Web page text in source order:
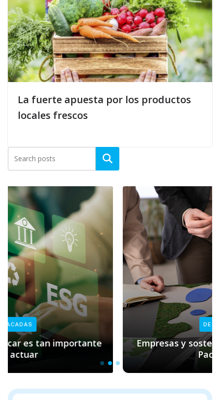
La fuerte apuesta por los productos
locales frescos
DESTACADAS
Empresas y sostenibilidad: el rol clave de
Pacto Global